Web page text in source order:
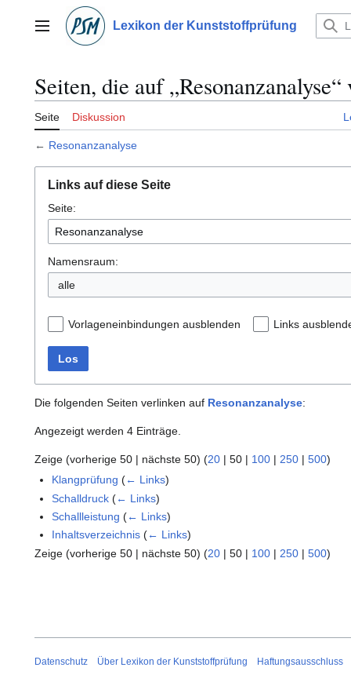
springenHauptmenü Lexikon der Kunststoffprüfung
Seiten, die auf
Seite Diskussion
← Resonanzanalyse
Links auf diese Seite
Seite:
Namensraum:
alle
Vorlageneinbindungen ausblenden Links
Los
Die folgenden Seiten verlinken auf Resonanzanalyse:
Angezeigt werden 4 Einträge.
Zeige (vorherige 50 | nächste 50) (20 | 50 | 100 | 250 | 500)
Klangprüfung (← Links)
Schalldruck (← Links)
Schallleistung (← Links)
Inhaltsverzeichnis (← Links)
Zeige (vorherige 50 | nächste 50) (20 | 50 | 100 | 250 | 500)
Datenschutz Über Lexikon der Kunststoffprüfung Haftungsausschluss